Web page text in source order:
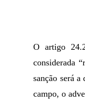
O artigo
considerada
sanção será
campo, o